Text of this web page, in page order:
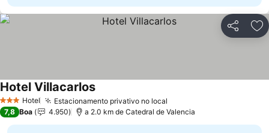
Partilhar
3 EstrelasHotel Estacionamento privativo no local
Hotel VillacarlosVer preços
7,8 Boa 4.950 a 2.0 km de Catedral de Valencia